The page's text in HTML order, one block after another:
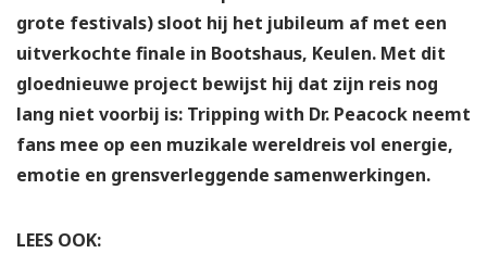
grote festivals) sloot hij het jubileum af met een
uitverkochte finale in Bootshaus, Keulen. Met dit
gloednieuwe project bewijst hij dat zijn reis nog
lang niet voorbij is: Tripping with Dr. Peacock neemt
fans mee op een muzikale wereldreis vol energie,
emotie en grensverleggende samenwerkingen.
LEES OOK: